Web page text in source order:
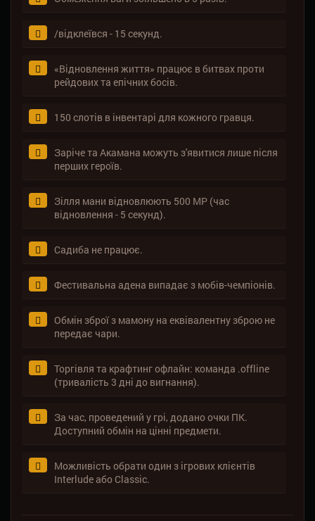
/відклеївся - 15 секунд.
«Відновлення життя» працює в битвах проти
рейдових та епічних босів.
150 слотів в інвентарі для кожного гравця.
Заріче та Акамана можуть з'явитися лише після
перших героїв.
Зілля мани відновлюють 500 MP (час
відновлення - 5 секунд).
Садиба не працює.
Фестивальна адена випадає з мобів-чемпіонів.
Обмін зброї з мамону на еквівалентну зброю не
передає чари.
Торгівля та крафтинг офлайн: команда .offline
(тривалість 3 дні до вигнання).
За час, проведений у грі, додано очки ПК.
Доступний обмін на цінні предмети.
Можливість обрати один з ігрових клієнтів
Interlude або Classic.